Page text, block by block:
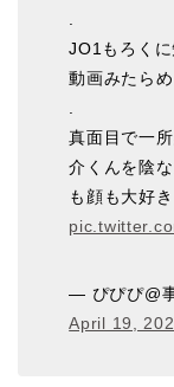
JO1もろく
動画みたら
真面目で一
介くんを陰
も顔も大好き
— ぴぴぴ@
April 19,